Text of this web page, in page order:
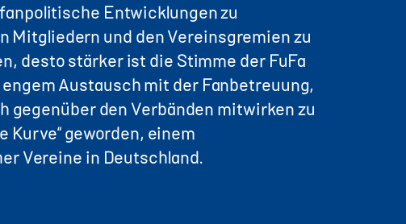
Entwicklungen zu
Mitgliedern und den Vereinsgremien zu
desto stärker ist die Stimme der FuFa
Austausch mit der Fanbetreuung,
gegenüber den Verbänden mitwirken zu
Kurve“ geworden, einem
Vereine in Deutschland.